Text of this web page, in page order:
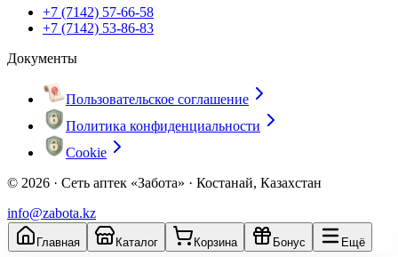
+7 (7142) 57-66-58
+7 (7142) 53-86-83
Документы
Пользовательское соглашение
Политика конфиденциальности
Cookie
© 2026 · Сеть аптек «Забота» · Костанай, Казахстан
info@zabota.kz
Главная Каталог Корзина Бонус Ещё